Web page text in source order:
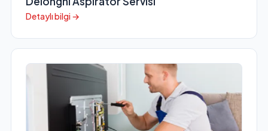
Detaylı bilgi →